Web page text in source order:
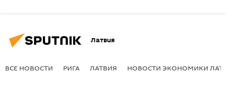
Латвия
ВСЕ НОВОСТИ РИГА ЛАТВИЯ НОВОСТИ ЭКОНОМИКИ